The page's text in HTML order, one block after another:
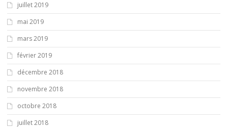
juillet 2019
mai 2019
mars 2019
février 2019
décembre 2018
novembre 2018
octobre 2018
juillet 2018